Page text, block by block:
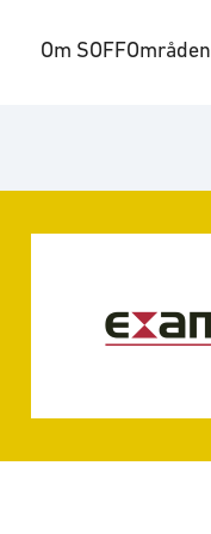
Om SOFFOmråden